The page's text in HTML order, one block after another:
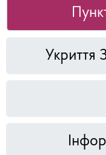
Укриття